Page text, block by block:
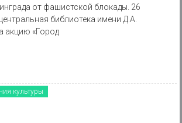
от фашистской блокады. 26
библиотека имени Д.А.
акцию «Город
культуры